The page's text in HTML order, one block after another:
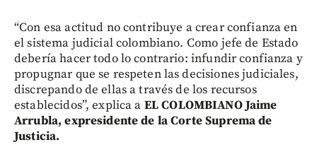
“Con esa actitud no contribuye a crear confianza en
el sistema judicial colombiano. Como jefe de Estado
debería hacer todo lo contrario: infundir confianza y
propugnar que se respeten las decisiones judiciales,
discrepando de ellas a través de los recursos
establecidos”, explica a EL COLOMBIANO Jaime
Arrubla, expresidente de la Corte Suprema de
Justicia.